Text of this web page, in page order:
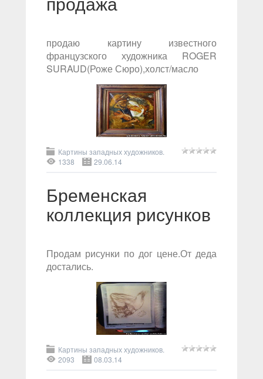
продаю картину известного
французского художника ROGER
SURAUD(Роже Сюро),холст/масло
Картины западных художников.
1338
29.06.14
Бременская
коллекция рисунков
Продам рисунки по дог цене.От деда
достались.
Картины западных художников.
2093
08.03.14